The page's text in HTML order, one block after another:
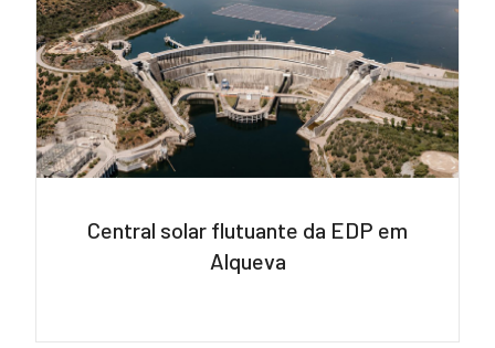
Central solar flutuante da EDP em
Alqueva